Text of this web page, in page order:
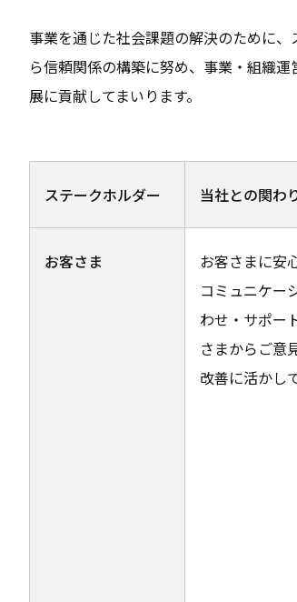
事業を通じた社会課題の解決のために
ら信頼関係の構築に努め、事業・組織
展に貢献してまいります。
ステークホルダー 当社との関わ
お客さま
お客さまに安
コミュニケー
わせ・サポー
さまからご意
改善に活かし